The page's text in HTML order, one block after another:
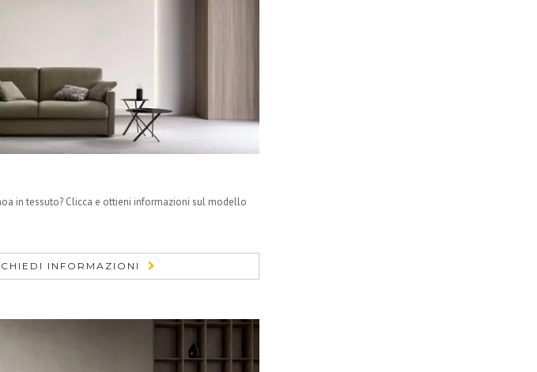
in tessuto? Clicca e ottieni informazioni sul modello
INFORMAZIONI